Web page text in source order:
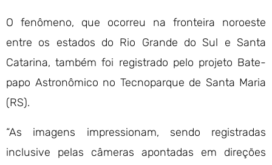
O fenômeno, que ocorreu na fronteira noroeste
entre os estados do Rio Grande do Sul e Santa
Catarina, também foi registrado pelo projeto Bate-
papo Astronômico no Tecnoparque de Santa Maria
(RS).
“As imagens impressionam, sendo registradas
inclusive pelas câmeras apontadas em direções